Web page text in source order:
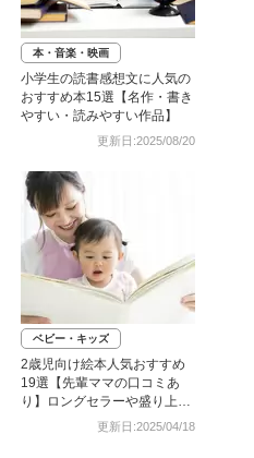
本・音楽・映画
小学生の読書感想文に人気の
おすすめ本15選【名作・書き
やすい・読みやすい作品】
更新日:2025/08/20
ベビー・キッズ
2歳児向け絵本人気おすすめ
19選【先輩ママの口コミあ
り】ロングセラーや盛り上が
更新日:2025/04/18